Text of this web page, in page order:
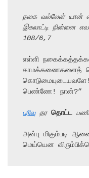
நகை வல்லேன் யான்
இகலாட்டி நின்னை
108/6,7
எள்ளி
காமக்கணைகளைத்
பெண்ணே! நான்?”
பரிவு தர தொட்ட
அன்பு மிகும்படி
மெய்யென